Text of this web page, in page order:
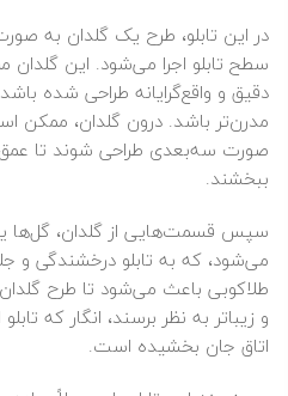
در این تابلو، طرح یک گلدان به
سطح تابلو اجرا می‌شود. این
دقیق و واقع‌گرایانه طراحی شده
مدرن‌تر باشد. درون گلدان، ممکن
صورت سه‌بعدی طراحی شوند تا عمق
ببخشند.
سپس قسمت‌هایی از گلدان، گل‌ها
می‌شود، که به تابلو درخشندگی و
طلاکوبی باعث می‌شود تا طرح
و زیباتر به نظر برسند، انگار که
اتاق جان بخشیده است.